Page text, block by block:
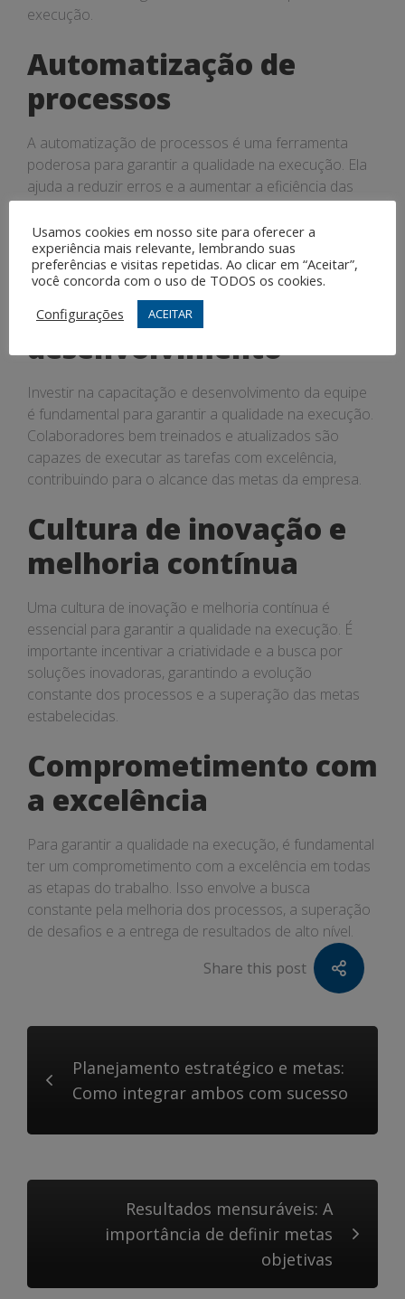
execução.
Automatização de
processos
A automatização de processos é uma ferramenta
poderosa para garantir a qualidade na execução. Ela
ajuda a reduzir erros e a aumentar a eficiência das
estabelecidas.
Investimento em
capacitação e
desenvolvimento
Investir na capacitação e desenvolvimento da equipe
é fundamental para garantir a qualidade na execução.
Colaboradores bem treinados e atualizados são
capazes de executar as tarefas com excelência,
contribuindo para o alcance das metas da empresa.
Cultura de inovação e
melhoria contínua
Uma cultura de inovação e melhoria contínua é
essencial para garantir a qualidade na execução. É
importante incentivar a criatividade e a busca por
soluções inovadoras, garantindo a evolução
constante dos processos e a superação das metas
estabelecidas.
Comprometimento com
a excelência
Para garantir a qualidade na execução, é fundamental
ter um comprometimento com a excelência em todas
as etapas do trabalho. Isso envolve a busca
constante pela melhoria dos processos, a superação
de desafios e a entrega de resultados de alto nível.
Share this post
Planejamento estratégico e metas:
Como integrar ambos com sucesso
Resultados mensuráveis: A
importância de definir metas
objetivas
Usamos cookies em nosso site para oferecer a
experiência mais relevante, lembrando suas
preferências e visitas repetidas. Ao clicar em “Aceitar”,
você concorda com o uso de TODOS os cookies.
Configurações
ACEITAR